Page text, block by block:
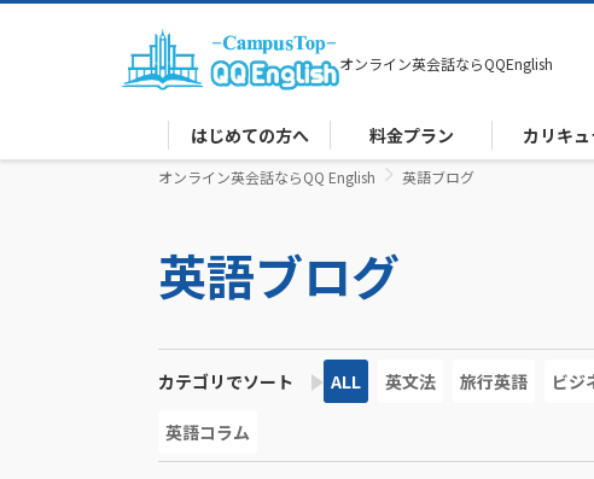
オンライン英会話ならQQEnglish
はじめての方へ 料金プラン カリキ
オンライン英会話ならQQ English 英語ブログ
英語ブログ
カテゴリでソート ALL 英文法 旅行英語 ビジ
英語コラム